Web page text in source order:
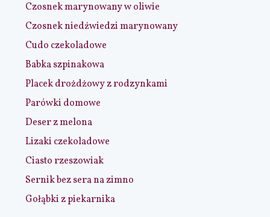
Czosnek marynowany w oliwie
Czosnek niedźwiedzi marynowany
Cudo czekoladowe
Babka szpinakowa
Placek drożdżowy z rodzynkami
Parówki domowe
Deser z melona
Lizaki czekoladowe
Ciasto rzeszowiak
Sernik bez sera na zimno
Gołąbki z piekarnika